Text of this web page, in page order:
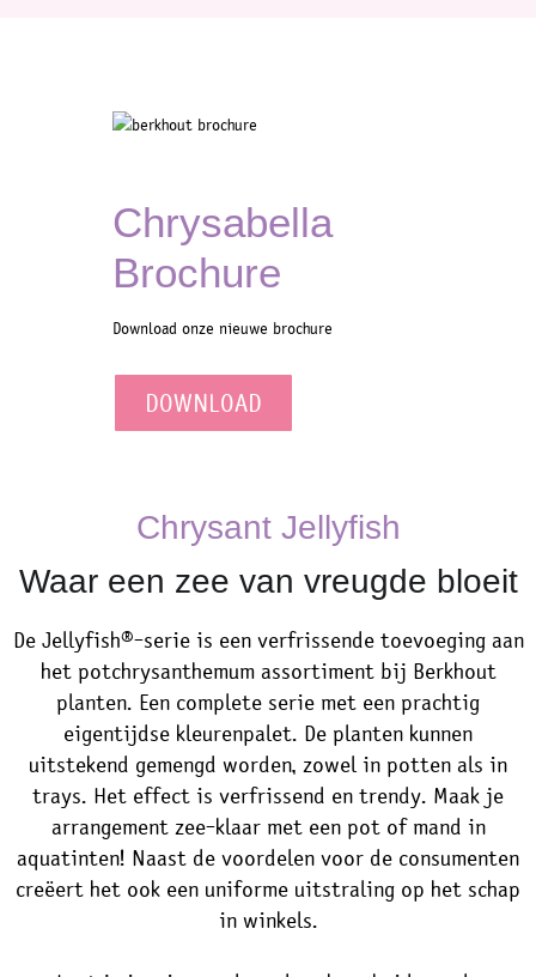
Chrysabella
Brochure
Download onze nieuwe brochure
DOWNLOAD
Chrysant Jellyfish
Waar een zee van vreugde bloeit
De Jellyfish®-serie is een verfrissende toevoeging aan
het potchrysanthemum assortiment bij Berkhout
planten. Een complete serie met een prachtig
eigentijdse kleurenpalet. De planten kunnen
uitstekend gemengd worden, zowel in potten als in
trays. Het effect is verfrissend en trendy. Maak je
arrangement zee-klaar met een pot of mand in
aquatinten! Naast de voordelen voor de consumenten
creëert het ook een uniforme uitstraling op het schap
in winkels.